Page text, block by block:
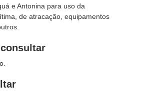
e Antonina para uso da
de atracação, equipamentos